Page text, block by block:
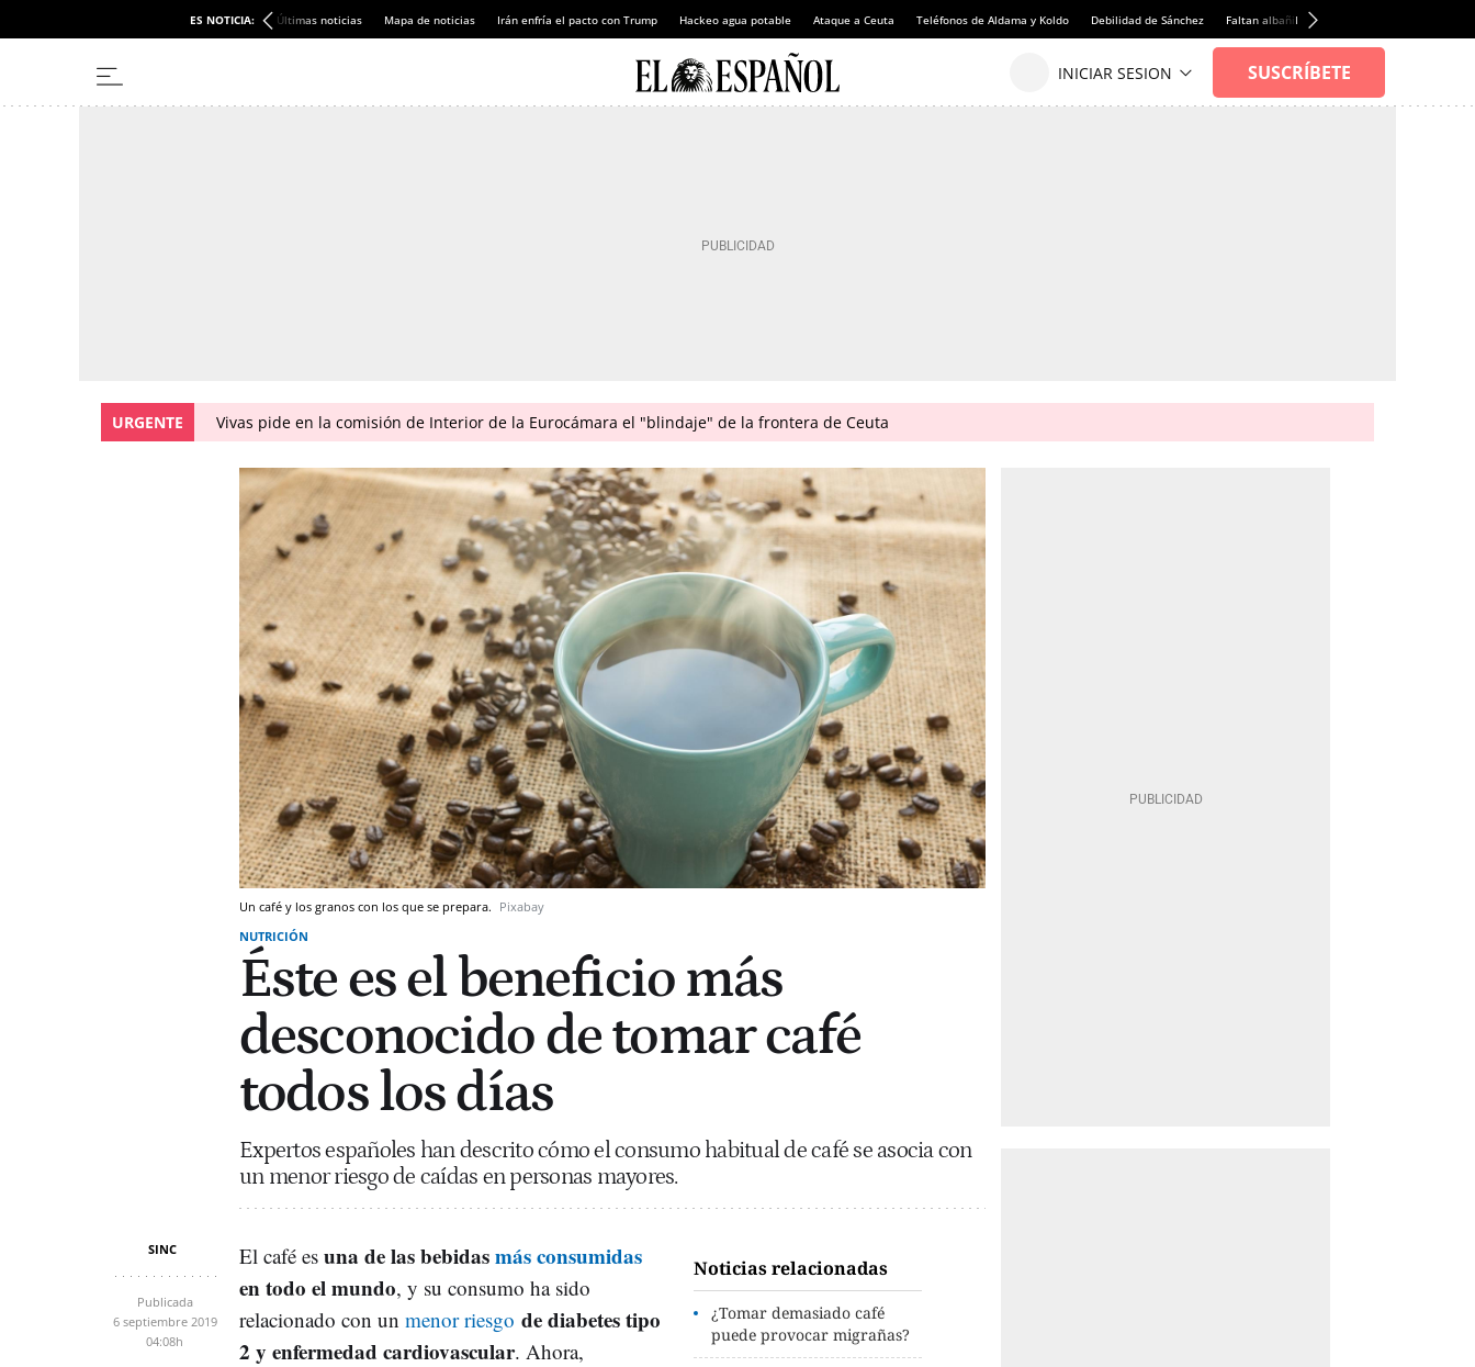
ES NOTICIA: Últimas noticias Mapa de noticias Irán enfría el pacto con Trump Hackeo agua potable Ataque a Ceuta Teléfonos de Aldama y Koldo Debilidad de Sánchez Faltan albañiles
URGENTE Vivas pide en la comisión de Interior de la Eurocámara el "blindaje" de la frontera de Ceuta
Un café y los granos con los que se prepara. Pixabay
NUTRICIÓN
Éste es el beneficio más
desconocido de tomar café
todos los días
Expertos españoles han descrito cómo el consumo habitual de café se asocia con
un menor riesgo de caídas en personas mayores.
SINC
Publicada
6 septiembre 2019
04:08h
Noticias relacionadas
¿Tomar demasiado café
puede provocar migrañas?
El café es una de las bebidasmás consumidas
en todo el mundo, y su consumo ha sido
relacionado con un menor riesgo de diabetes tipo
2 y enfermedad cardiovascular. Ahora,